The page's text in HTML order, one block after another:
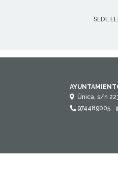
SEDE
Única, s/n
974489005